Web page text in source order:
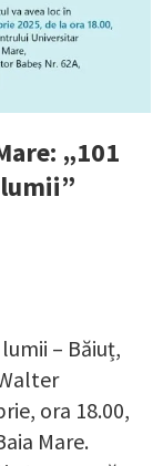
„101
– Băiuț,
ora 18.00,
Mare.